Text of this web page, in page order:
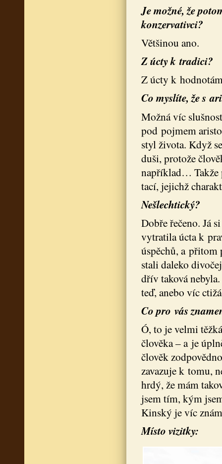
Je možné, že
konzervativci?
Většinou ano.
Z úcty k tradici?
Z úcty k
Co myslíte, že s
Možná víc
pod pojmem
styl života. Když
duši, protože
například… Takže
tací, jejichž
Nešlechtický?
Dobře řečeno. Já
vytratila úcta k
úspěchů, a přitom
stali daleko
dřív taková
teď, anebo víc
Co pro vás
Ó, to je velmi
člověka – a je
člověk
zavazuje k tomu,
hrdý, že mám
jsem tím, kým
Kinský je víc
Místo vizitky: